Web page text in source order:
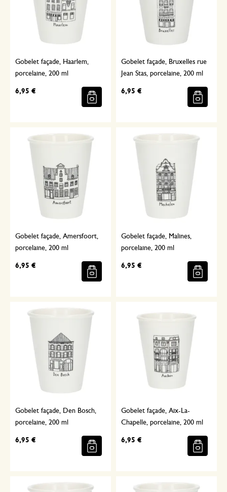
Gobelet façade, Haarlem,
porcelaine, 200 ml
6,95 €
Gobelet façade, Bruxelles rue
Jean Stas, porcelaine, 200 ml
6,95 €
Gobelet façade, Amersfoort,
porcelaine, 200 ml
6,95 €
Gobelet façade, Malines,
porcelaine, 200 ml
6,95 €
Gobelet façade, Den Bosch,
porcelaine, 200 ml
6,95 €
Gobelet façade, Aix-La-
Chapelle, porcelaine, 200 ml
6,95 €